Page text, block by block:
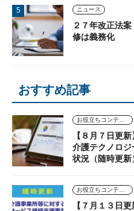
ニュース
２７年改正法
修は義務化
おすすめ記事
【８月７日更
介護テクノロ
状況（随時更新
【７月１３日